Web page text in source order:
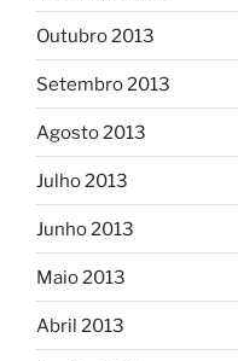
Outubro 2013
Setembro 2013
Agosto 2013
Julho 2013
Junho 2013
Maio 2013
Abril 2013